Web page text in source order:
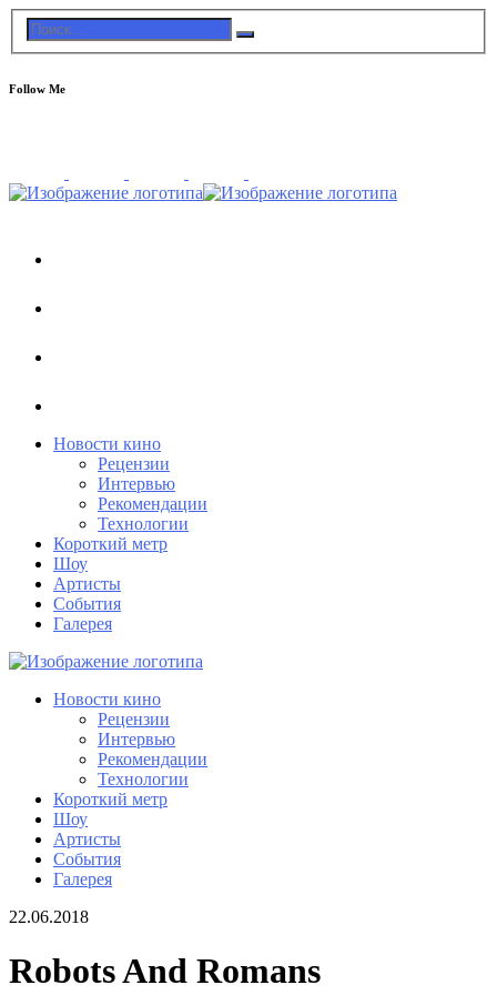
Follow Me
Новости кино
Рецензии
Интервью
Рекомендации
Технологии
Короткий метр
Шоу
Артисты
События
Галерея
Новости кино
Рецензии
Интервью
Рекомендации
Технологии
Короткий метр
Шоу
Артисты
События
Галерея
22.06.2018
Robots And Romans